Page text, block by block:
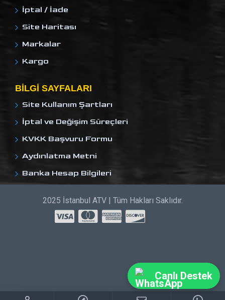
İptal / İade
Site Haritası
Markalar
Kargo
BILGI SAYFALARI
Site Kullanım Şartları
İptal ve Değişim Süreçleri
KVKK Başvuru Formu
Aydınlatma Metni
Banka Hesap Bilgileri
2025 İstanbul ATV | Tüm Hakları Saklıdır.
Canlı Destek